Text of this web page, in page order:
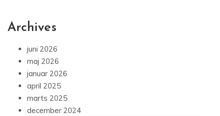
Archives
juni 2026
maj 2026
januar 2026
april 2025
marts 2025
december 2024